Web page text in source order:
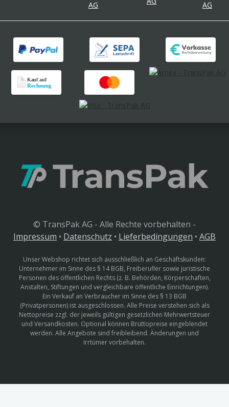
© TransPak AG - Alle Rechte vorbehalten -
Impressum • Datenschutz • Lieferbedingungen • AGB
Unser Webshop richtet sich ausschließlich an Geschäftskunden:
Unternehmer im Sinne des § 14 BGB, Freiberufler sowie juristische
Personen des öffentlichen Rechts (z. B. Behörden, Körperschaften,
Anstalten, Stiftungen und vergleichbare öffentliche Einrichtungen).
Ein Verkauf an Verbraucher im Sinne des § 13 BGB
(Privatpersonen) ist ausgeschlossen. Alle Preise verstehen sich als
Nettopreise zzgl. der jeweils gültigen gesetzlichen Mehrwertsteuer
und Versandkosten. Optional können Bruttopreise eingeblendet
werden. Alle Angebote sind freibleibend. Änderungen und
Irrtümer vorbehalten.